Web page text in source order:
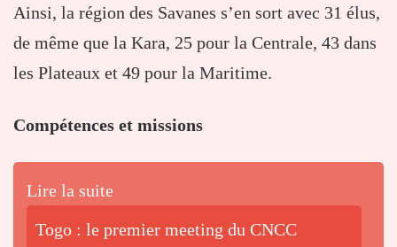
Ainsi, la région des Savanes s’en sort avec 31 élus,
de même que la Kara, 25 pour la Centrale, 43 dans
les Plateaux et 49 pour la Maritime.
Compétences et missions
Lire la suite
Togo : le premier meeting du CNCC